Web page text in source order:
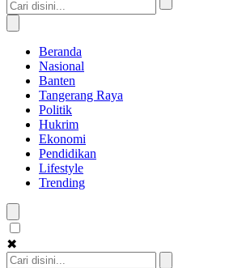
Beranda
Nasional
Banten
Tangerang Raya
Politik
Hukrim
Ekonomi
Pendidikan
Lifestyle
Trending
✖